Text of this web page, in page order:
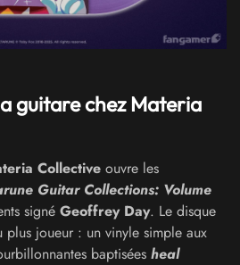
guitare chez Materia
Collective ouvre les
Guitar Collections: Volume
signé Geoffrey Day. Le disque
joueur : un vinyle simple aux
baptisées heal